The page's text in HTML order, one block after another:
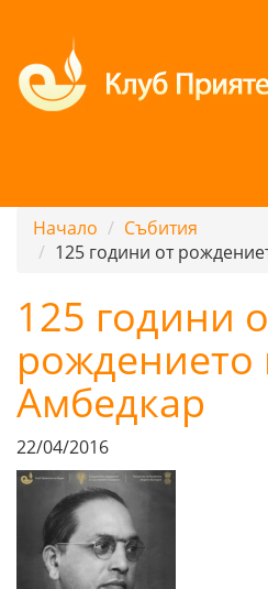
Начало
Събития
125 години от
125 години
рождението
Амбедкар
22/04/2016